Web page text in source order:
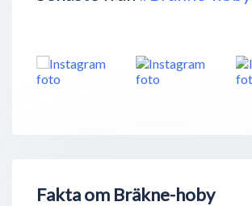
Fakta om Bräkne-hoby